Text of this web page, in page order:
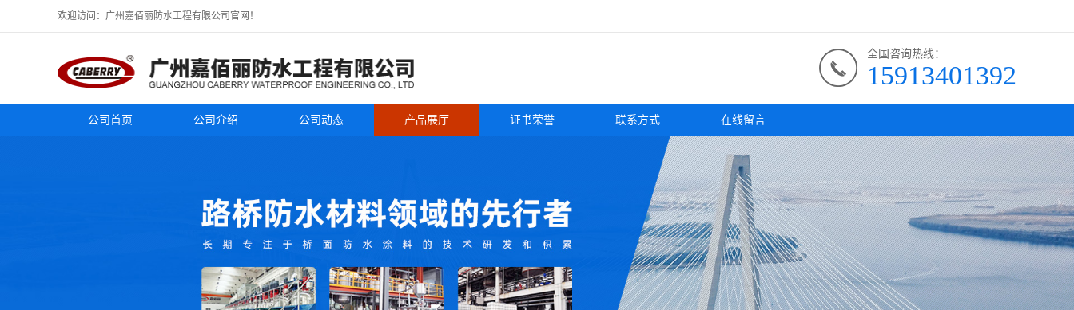
欢迎访问：广州嘉佰丽防水工程有限公司官网！
全国咨询热线：
15913401392
公司首页 公司介绍 公司动态 产品展厅 证书荣誉 联系方式 在线留言